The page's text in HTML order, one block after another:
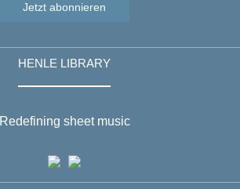
Jetzt abonnieren
HENLE LIBRARY
Redefining sheet music